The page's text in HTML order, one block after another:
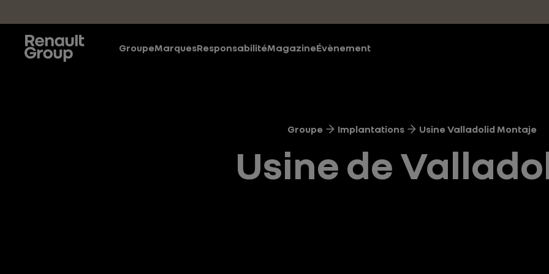
GroupeMarquesResponsabilitéMagazineÉvènement
Groupe Implantations Usine Valladolid Montaje
Usine de